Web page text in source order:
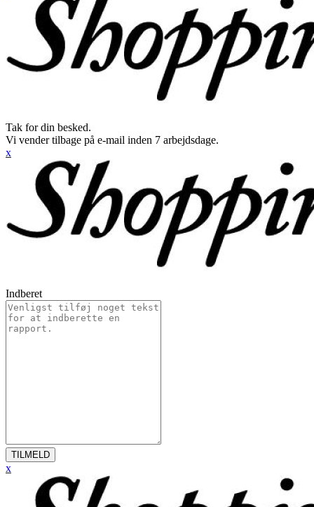
Tak for din besked.
Vi vender tilbage på e-mail inden 7 arbejdsdage.
x
Indberet
TILMELD
x